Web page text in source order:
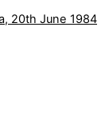
20th June 1984